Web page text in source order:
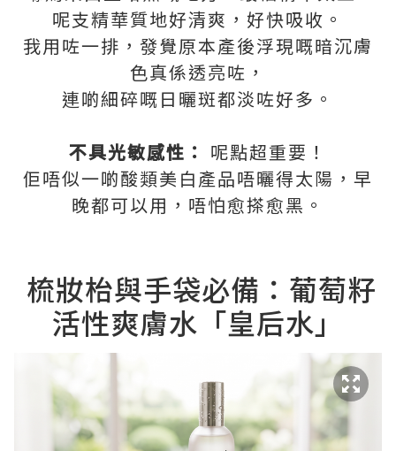
呢支精華質地好清爽，好快吸收。
我用咗一排，發覺原本產後浮現嘅暗沉膚
色真係透亮咗，
連啲細碎嘅日曬斑都淡咗好多。
不具光敏感性： 呢點超重要！
佢唔似一啲酸類美白產品唔曬得太陽，早
晚都可以用，唔怕愈搽愈黑。
梳妝枱與手袋必備：葡萄籽
活性爽膚水「皇后水」